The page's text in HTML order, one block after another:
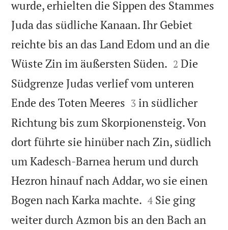
wurde, erhielten die Sippen des Stammes
Juda das südliche Kanaan. Ihr Gebiet
reichte bis an das Land Edom und an die
Wüste Zin im äußersten Süden. 

2 Die
Südgrenze Judas verlief vom unteren
Ende des Toten Meeres 

3 in südlicher
Richtung bis zum Skorpionensteig. Von
dort führte sie hinüber nach Zin, südlich
um Kadesch-Barnea herum und durch
Hezron hinauf nach Addar, wo sie einen
Bogen nach Karka machte. 

4 Sie ging
weiter durch Azmon bis an den Bach an